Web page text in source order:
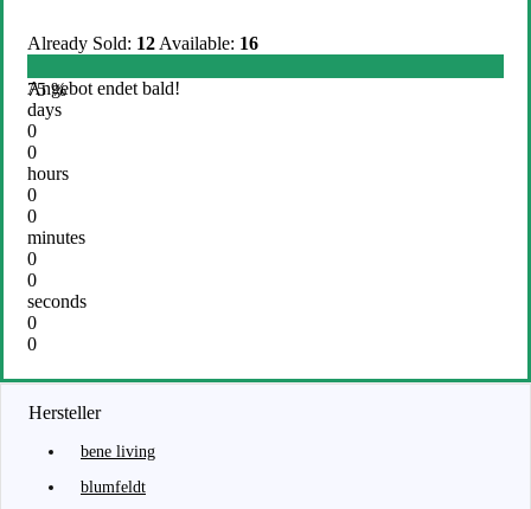
Already Sold: 12 Available: 16
75 %
Angebot endet bald!
days
0
0
hours
0
0
minutes
0
0
seconds
0
0
Hersteller
bene living
blumfeldt